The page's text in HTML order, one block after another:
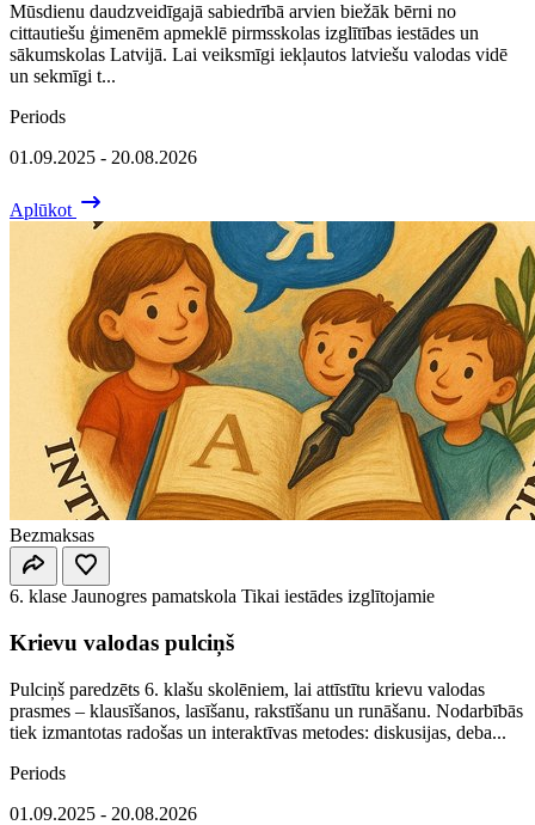
Mūsdienu daudzveidīgajā sabiedrībā arvien biežāk bērni no
cittautiešu ģimenēm apmeklē pirmsskolas izglītības iestādes un
sākumskolas Latvijā. Lai veiksmīgi iekļautos latviešu valodas vidē
un sekmīgi t...
Periods
01.09.2025 - 20.08.2026
Aplūkot
Bezmaksas
6. klase Jaunogres pamatskola Tikai iestādes izglītojamie
Krievu valodas pulciņš
Pulciņš paredzēts 6. klašu skolēniem, lai attīstītu krievu valodas
prasmes – klausīšanos, lasīšanu, rakstīšanu un runāšanu. Nodarbībās
tiek izmantotas radošas un interaktīvas metodes: diskusijas, deba...
Periods
01.09.2025 - 20.08.2026